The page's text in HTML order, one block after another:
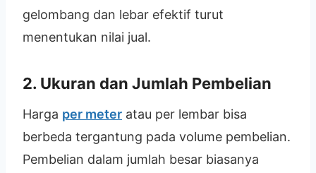
gelombang dan lebar efektif turut
menentukan nilai jual.
2. Ukuran dan Jumlah Pembelian
Harga per meter atau per lembar bisa
berbeda tergantung pada volume pembelian.
Pembelian dalam jumlah besar biasanya